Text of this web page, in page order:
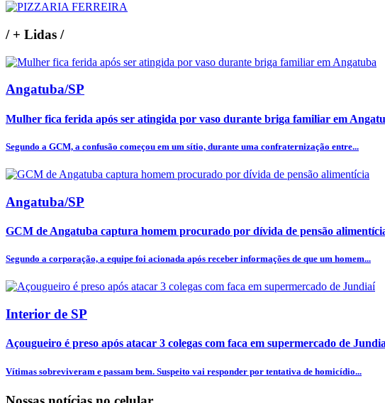
/+ Lidas /
Angatuba/SP
Mulher fica ferida após ser atingida por vaso durante briga familiar em
Segundo a GCM, a confusão começou em um sítio, durante uma confraternização entre...
Angatuba/SP
GCM de Angatuba captura homem procurado por dívida de pensão
Segundo a corporação, a equipe foi acionada após receber informações de que um homem...
Interior de SP
Açougueiro é preso após atacar 3 colegas com faca em supermercado de
Vítimas sobreviveram e passam bem. Suspeito vai responder por tentativa de homicídio...